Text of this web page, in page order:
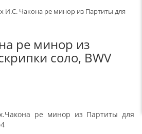
И.С. Чакона ре минор из Партиты для
ре минор из
соло, BWV
ре минор из Партиты для